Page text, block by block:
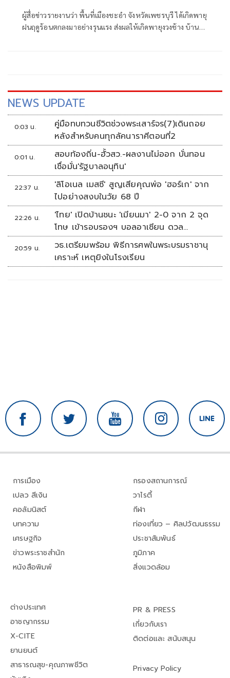
ผู้สื่อข่าวรายงานว่า พื้นที่เมืองชะอำ จังหวัดเพชรบุรี ได้เกิดพายุ
ฝนฤดูร้อนตกลงมาอย่างรุนแรง ส่งผลให้เกิดพายุงวงช้าง บ้าน
NEWS UPDATE
0:03 น.
คู่มือทบทวนชีวิตช่วงพระเสาร์จร(7)เดินถอย
หลังสำหรับคนทุกลัคนาราศีตอนที่2
0:01 น.
สอบท้องถิ่น-ฮั้วสว.-ผลงานไม่ออก บั่นทอน
เชื่อมั่น'รัฐบาลอนุทิน'
22:37 น.
'ลิโอเนล เมสซี' สูญเสียคุณพ่อ 'ฮอร์เก' จาก
ไปอย่างสงบในวัย 68 ปี
22:26 น.
'ไทย' เปิดบ้านชนะ 'เมียนมา' 2-0 จาก 2 จุด
โทษ เข้ารอบรองฯ บอลอาเซียน ดวล
'สิงคโปร์'
20:59 น.
วธ.เตรียมพร้อม พิธีการศพในพระบรมราชานุ
เคราะห์ เหตุยิงในโรงเรียน
การเมือง
เปลว สีเงิน
คอลัมนิสต์
บทความ
เศรษฐกิจ
ข่าวพระราชสำนัก
หนังสือพิมพ์
กรองสถานการณ์
วาไรตี้
กีฬา
ท่องเที่ยว – ศิลปวัฒนธรรม
ประชาสัมพันธ์
ภูมิภาค
สิ่งแวดล้อม
ต่างประเทศ
อาชญากรรม
X-CITE
ยานยนต์
สาธารณสุข-คุณภาพชีวิต
PR & PRESS
เกี่ยวกับเรา
ติดต่อและ สนับสนุน
Privacy Policy